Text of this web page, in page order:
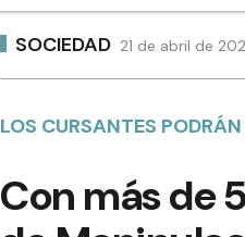
SOCIEDAD 21 de abril de
LOS CURSANTES
Con más de